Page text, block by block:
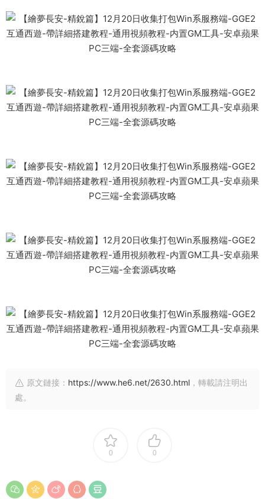
原文鏈接： https://www.he6.net/2630.html ，轉載請注明出
處。
0 0